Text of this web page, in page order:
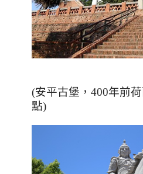
(安平古堡，400年前
點)